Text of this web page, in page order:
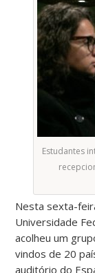
Estudantes
Nesta sexta-
Universidade
acolheu um
vindos de 20
auditório do